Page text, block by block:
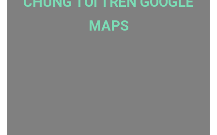
MAPS